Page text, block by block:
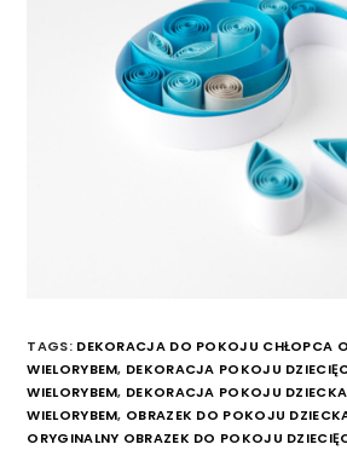
TAGS: DEKORACJA DO POKOJU CHŁOPCA
WIELORYBEM, DEKORACJA POKOJU
WIELORYBEM, DEKORACJA POKOJU
WIELORYBEM, OBRAZEK DO POKOJU
ORYGINALNY OBRAZEK DO POKOJU